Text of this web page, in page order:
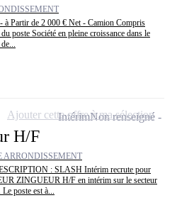
Partir de 2 000 € Net - Camion Compris
poste Société en pleine croissance dans le
H/F
ARRONDISSEMENT
: SLASH Intérim recrute pour
ZINGUEUR H/F en intérim sur le secteur
poste est à...
IntérimNon renseigné
Ajouter cette offre à ma sélection